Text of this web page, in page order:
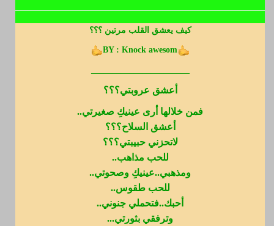
كيف يعشق القلب مرتين ؟؟؟
BY : Knock awesom
أعشق عروبتي؟؟؟
فمن خلالها أرى عينيكِ صغيرتي..
أعشق السلاح؟؟؟
لاتحزني حبيبتي؟؟؟
للحب مذاهب..
ومذهبي..عينيكِ وصحوتي..
للحب طقوس..
أحبك..فتحملي جنوني..
وترفقي بثورتي...